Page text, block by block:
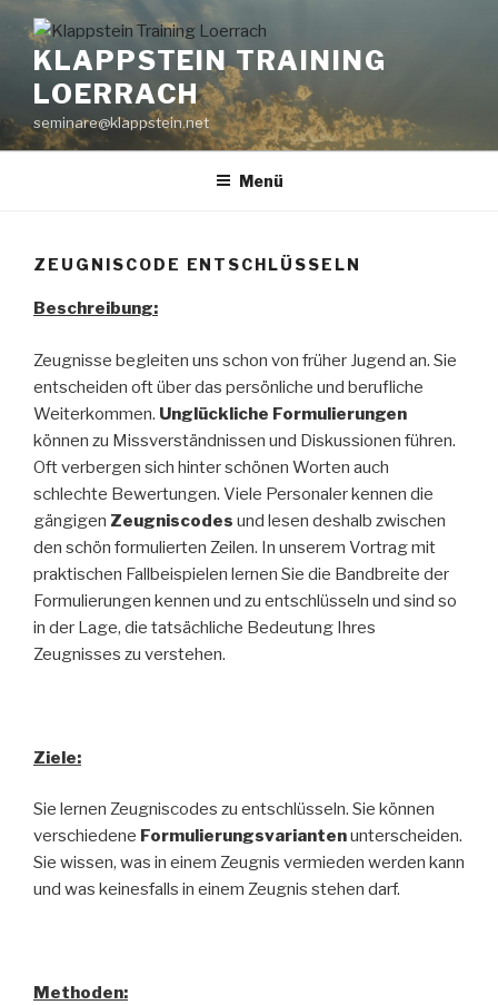
Inhalt
springenKLAPPSTEIN TRAINING
LOERRACH
seminare@klappstein.net
Menü
ZEUGNISCODE ENTSCHLÜSSELN
Beschreibung:
Zeugnisse begleiten uns schon von früher Jugend an. Sie
entscheiden oft über das persönliche und berufliche
Weiterkommen. Unglückliche Formulierungen
können zu Missverständnissen und Diskussionen führen.
Oft verbergen sich hinter schönen Worten auch
schlechte Bewertungen. Viele Personaler kennen die
gängigen Zeugniscodes und lesen deshalb zwischen
den schön formulierten Zeilen. In unserem Vortrag mit
praktischen Fallbeispielen lernen Sie die Bandbreite der
Formulierungen kennen und zu entschlüsseln und sind so
in der Lage, die tatsächliche Bedeutung Ihres
Zeugnisses zu verstehen.
Ziele:
Sie lernen Zeugniscodes zu entschlüsseln. Sie können
verschiedene Formulierungsvariantenunterscheiden.
Sie wissen, was in einem Zeugnis vermieden werden kann
und was keinesfalls in einem Zeugnis stehen darf.
Methoden: